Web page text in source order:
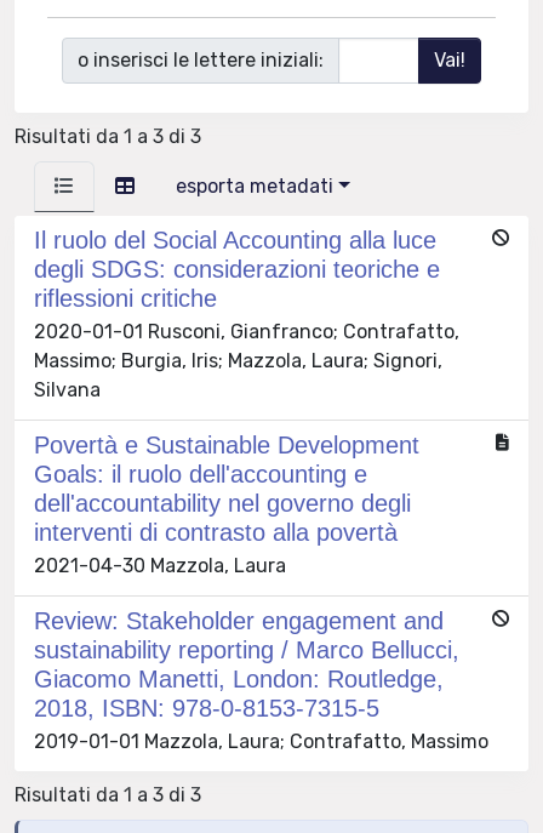
o inserisci le lettere iniziali:
Risultati da 1 a 3 di 3
esporta metadati
Il ruolo del Social Accounting alla luce
degli SDGS: considerazioni teoriche e
riflessioni critiche
2020-01-01 Rusconi, Gianfranco; Contrafatto,
Massimo; Burgia, Iris; Mazzola, Laura; Signori,
Silvana
Povertà e Sustainable Development
Goals: il ruolo dell'accounting e
dell'accountability nel governo degli
interventi di contrasto alla povertà
2021-04-30 Mazzola, Laura
Review: Stakeholder engagement and
sustainability reporting / Marco Bellucci,
Giacomo Manetti, London: Routledge,
2018, ISBN: 978-0-8153-7315-5
2019-01-01 Mazzola, Laura; Contrafatto, Massimo
Risultati da 1 a 3 di 3